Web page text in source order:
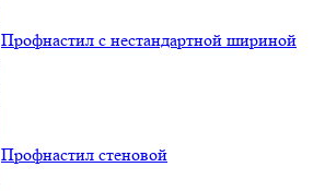
Профнастил с нестандартной шириной
Профнастил стеновой